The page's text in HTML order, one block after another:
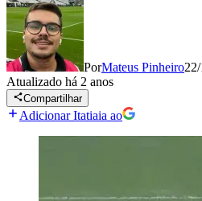
PorMateus Pinheiro
Atualizado há 2 anos
Compartilhar
Adicionar Itatiaia ao